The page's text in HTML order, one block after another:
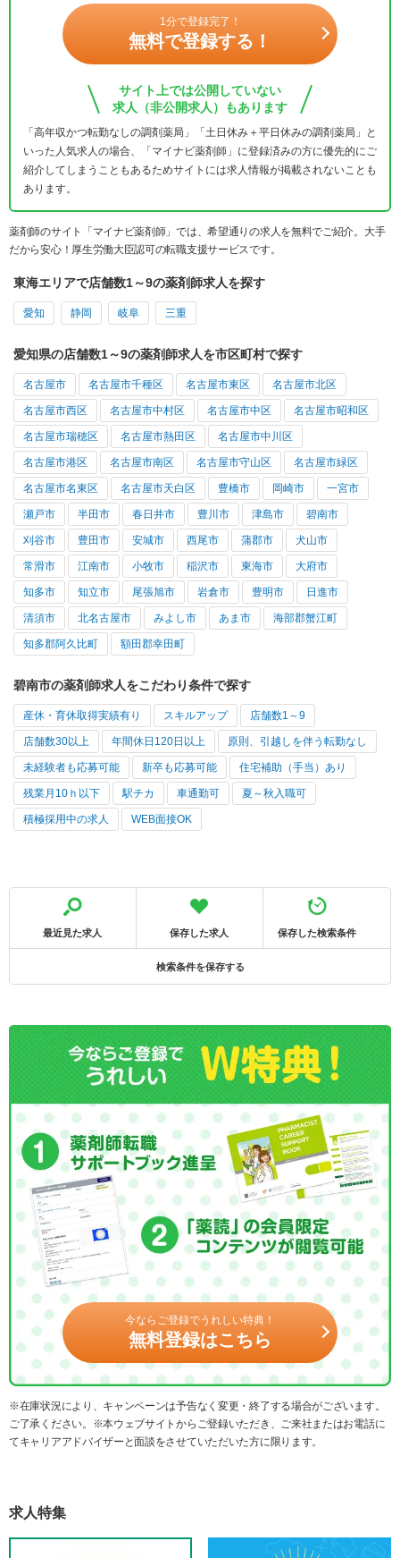
1分で登録完了！
無料で登録する！
サイト上では公開していない
求人（非公開求人）もあります
「高年収かつ転勤なしの調剤薬局」「土日休み＋平日休みの調剤薬局」と
いった人気求人の場合、「マイナビ薬剤師」に登録済みの方に優先的にご
紹介してしまうこともあるためサイトには求人情報が掲載されないことも
あります。
薬剤師のサイト「マイナビ薬剤師」では、希望通りの求人を無料でご紹介。大手
だから安心！厚生労働大臣認可の転職支援サービスです。
東海エリアで店舗数1～9の薬剤師求人を探す
愛知 静岡 岐阜 三重
愛知県の店舗数1～9の薬剤師求人を市区町村で探す
名古屋市 名古屋市千種区 名古屋市東区 名古屋市北区
名古屋市西区 名古屋市中村区 名古屋市中区 名古屋市昭和区
名古屋市瑞穂区 名古屋市熱田区 名古屋市中川区
名古屋市港区 名古屋市南区 名古屋市守山区 名古屋市緑区
名古屋市名東区 名古屋市天白区 豊橋市 岡崎市 一宮市
瀬戸市 半田市 春日井市 豊川市 津島市 碧南市
刈谷市 豊田市 安城市 西尾市 蒲郡市 犬山市
常滑市 江南市 小牧市 稲沢市 東海市 大府市
知多市 知立市 尾張旭市 岩倉市 豊明市 日進市
清須市 北名古屋市 みよし市 あま市 海部郡蟹江町
知多郡阿久比町 額田郡幸田町
碧南市の薬剤師求人をこだわり条件で探す
産休・育休取得実績有り スキルアップ 店舗数1～9
店舗数30以上 年間休日120日以上 原則、引越しを伴う転勤なし
未経験者も応募可能 新卒も応募可能 住宅補助（手当）あり
残業月10ｈ以下 駅チカ 車通勤可 夏～秋入職可
積極採用中の求人 WEB面接OK
最近見た求人 保存した求人 保存した検索条件
検索条件を保存する
今ならご登録でうれしい特典！
無料登録はこちら
※在庫状況により、キャンペーンは予告なく変更・終了する場合がございます。
ご了承ください。※本ウェブサイトからご登録いただき、ご来社またはお電話に
てキャリアアドバイザーと面談をさせていただいた方に限ります。
求人特集